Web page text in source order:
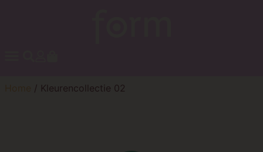
/ Kleurencollectie 02